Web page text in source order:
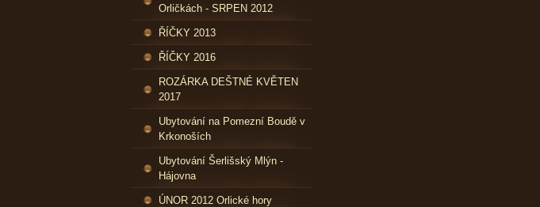
Orličkách - SRPEN 2012
ŘÍČKY 2013
ŘÍČKY 2016
ROZÁRKA DEŠTNÉ KVĚTEN
2017
Ubytování na Pomezní Boudě v
Krkonoších
Ubytování Šerlišský Mlýn -
Hájovna
ÚNOR 2012 Orlické hory